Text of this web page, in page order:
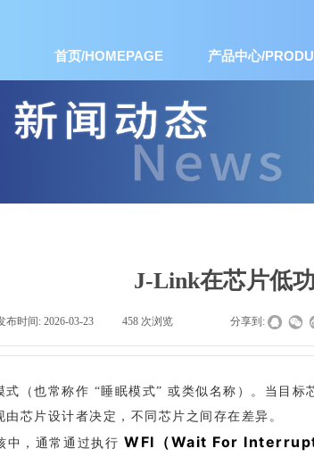
首页/HOMEPAGE 产品中心/
J-Link在芯片低
布时间: 2026-03-23 458 次浏览 分享到:
（也常称作 “睡眠模式” 或类似名称）。当目
芯片设计者决定，不同芯片之间存在差异。
中，通常通过执行WFI （Wait For Interrupt